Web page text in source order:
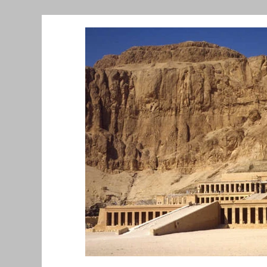
Նորություններ/Notizie Armene
Migrazione e Rifugiati Sport
Filosofia Mostre Festività
Relazioni Internazionali Conflitti e